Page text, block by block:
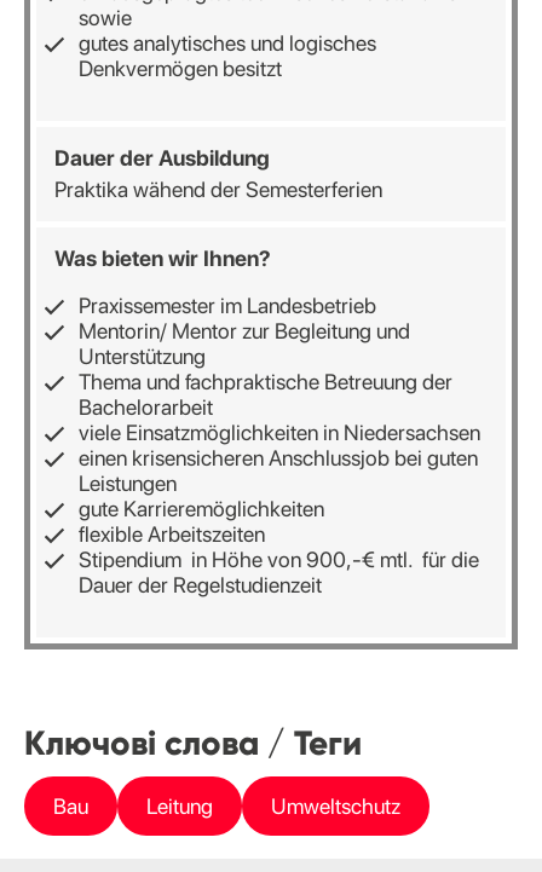
sowie
gutes analytisches und logisches
Denkvermögen besitzt
Dauer der Ausbildung
Praktika wähend der Semesterferien
Was bieten wir Ihnen?
Praxissemester im Landesbetrieb
Mentorin/ Mentor zur Begleitung und
Unterstützung
Thema und fachpraktische Betreuung der
Bachelorarbeit
viele Einsatzmöglichkeiten in Niedersachsen
einen krisensicheren Anschlussjob bei guten
Leistungen
gute Karrieremöglichkeiten
flexible Arbeitszeiten
Stipendium in Höhe von 900,-€ mtl. für die
Dauer der Regelstudienzeit
Ключові слова / Теги
Bau Leitung Umweltschutz